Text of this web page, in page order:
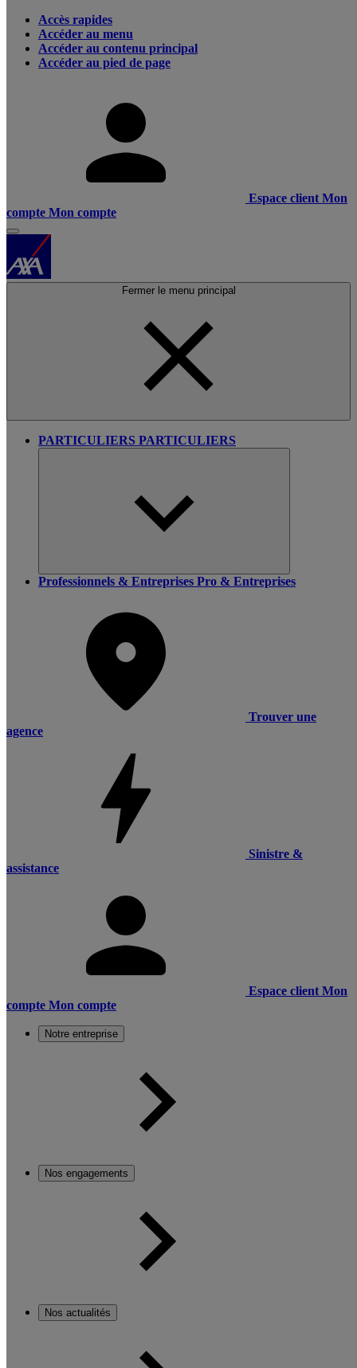
Accès rapides
Accéder au menu
Accéder au contenu principal
Accéder au pied de page
Espace client Mon
compte Mon compte
Fermer le menu principal
PARTICULIERS PARTICULIERS
Professionnels & Entreprises Pro & Entreprises
Trouver une
agence
Sinistre &
assistance
Espace client Mon
compte Mon compte
Notre entreprise
Nos engagements
Nos actualités